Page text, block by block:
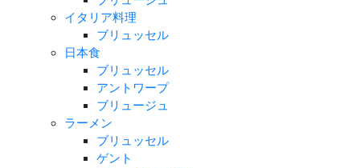
イタリア料理
ブリュッセル
日本食
ブリュッセル
アントワープ
ブリュージュ
ラーメン
ブリュッセル
ゲント